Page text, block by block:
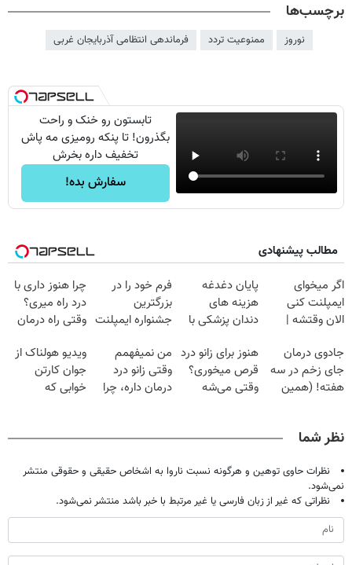
برچسب‌ها
نوروز ممنوعیت تردد فرماندهی انتظامی آذربایجان غربی
تابستون رو خنک و راحت
بگذرون! تا پنکه رومیزی مه پاش
تخفیف داره بخرش
سفارش بده!
مطالب پیشنهادی
اگر میخوای
ایمپلنت کنی
الان وقتشه |
میلیون تومان!!!
پایان دغدغه
هزینه های
دندان پزشکی با
خانگی
فرم خود را در
بزرگترین
جشنواره ایمپلنت
فقط ۲۵ میلیون
چرا هنوز داری با
درد راه میری؟
وقتی راه درمان
جادوی درمان
جای زخم در سه
هفته! (همین
هنوز برای زانو درد
قرص میخوری؟
وقتی می‌شه
من نمیفهمم
وقتی زانو درد
درمان داره، چرا
ویدیو هولناک از
جوان کارتن
خوابی که
نظر شما
نظرات حاوی توهین و هرگونه نسبت ناروا به اشخاص حقیقی و حقوقی منتشر
نمی‌شود.
نظراتی که غیر از زبان فارسی یا غیر مرتبط با خبر باشد منتشر نمی‌شود.